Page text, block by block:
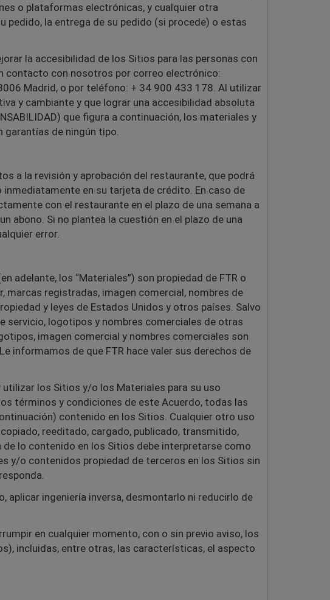
o plataformas electrónicas, y cualquier otra
pedido, la entrega de su pedido (si procede) o estas
la accesibilidad de los Sitios para las personas con
contacto con nosotros por correo electrónico:
Madrid, o por teléfono: + 34 900 433 178. Al utilizar
y cambiante y que lograr una accesibilidad absoluta
que figura a continuación, los materiales y
garantías de ningún tipo.
a la revisión y aprobación del restaurante, que podrá
en su tarjeta de crédito. En caso de
con el restaurante en el plazo de una semana a
abono. Si no plantea la cuestión en el plazo de una
error.
adelante, los “Materiales”) son propiedad de FTR o
marcas registradas, imagen comercial, nombres de
y leyes de Estados Unidos y otros países. Salvo
servicio, logotipos y nombres comerciales de otras
imagen comercial y nombres comerciales son
informamos de que FTR hace valer sus derechos de
los Sitios y/o los Materiales para su uso
términos y condiciones de este Acuerdo, todas las
contenido en los Sitios. Cualquier otro uso
reeditado, cargado, publicado, transmitido,
lo contenido en los Sitios debe interpretarse como
y/o contenidos propiedad de terceros en los Sitios sin
aplicar ingeniería inversa, desmontarlo ni reducirlo de
en cualquier momento, con o sin previo aviso, los
incluidas, entre otras, las características, el aspecto